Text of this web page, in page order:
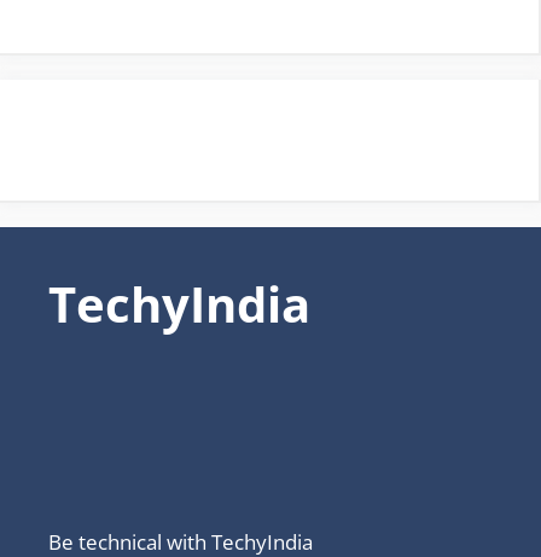
TechyIndia
Be technical with TechyIndia